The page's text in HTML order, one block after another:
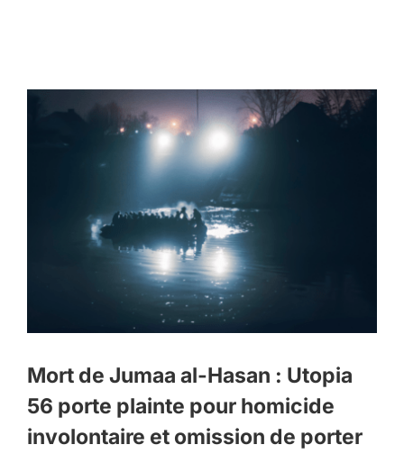
Mort de Jumaa al-Hasan : Utopia
56 porte plainte pour homicide
involontaire et omission de porter